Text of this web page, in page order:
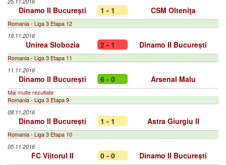
Dinamo II București 1 - 1 CSM Olteniţa
Romania - Liga 3 Etapa 12
19.11.2016
Unirea Slobozia 2 - 1 Dinamo II București
Romania - Liga 3 Etapa 11
11.11.2016
Dinamo II București 6 - 0 Arsenal Malu
Mai multe rezultate
Romania - Liga 3 Etapa 9
08.11.2016
Dinamo II București 1 - 1 Astra Giurgiu II
Romania - Liga 3 Etapa 10
05.11.2016
FC Viitorul II 0 - 0 Dinamo II București